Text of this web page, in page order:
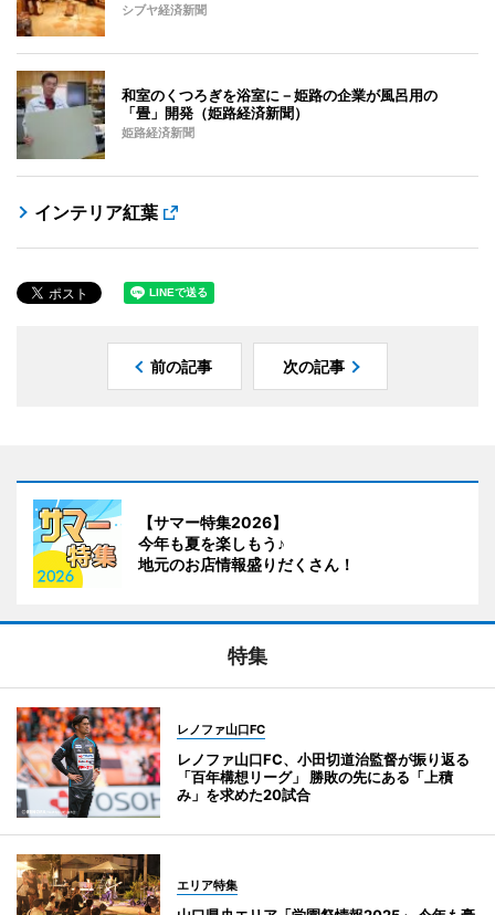
シブヤ経済新聞
和室のくつろぎを浴室に－姫路の企業が風呂用の
「畳」開発（姫路経済新聞）
姫路経済新聞
インテリア紅葉
前の記事 次の記事
【サマー特集2026】
今年も夏を楽しもう♪
地元のお店情報盛りだくさん！
特集
レノファ山口FC
レノファ山口FC、小田切道治監督が振り返る
「百年構想リーグ」 勝敗の先にある「上積
み」を求めた20試合
エリア特集